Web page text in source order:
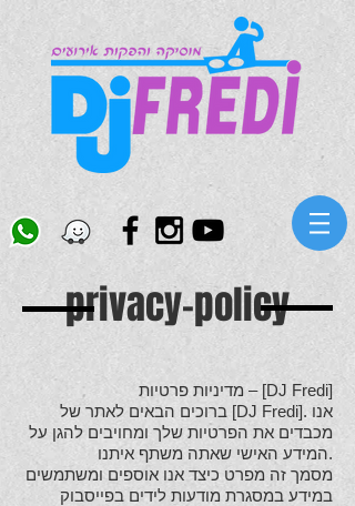
privacy-policy
מדיניות פרטיות – [DJ Fredi]
ברוכים הבאים לאתר של [DJ Fredi]. אנו
מכבדים את הפרטיות שלך ומחויבים להגן על
המידע האישי שאתה משתף איתנו.
מסמך זה מפרט כיצד אנו אוספים ומשתמשים
במידע במסגרת מודעות לידים בפייסבוק